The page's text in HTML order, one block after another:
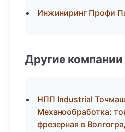
Инжиниринг Профи
Другие компании
НПП Industrial
Механообработка:
фрезерная в